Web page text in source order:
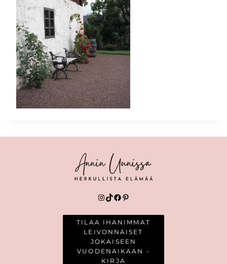
Instagram
TikTok
Facebook
Pinterest
TILAA IHANIMMAT
LEIVONNAISET
JOKAISEEN
VUODENAIKAAN -
KIRJA